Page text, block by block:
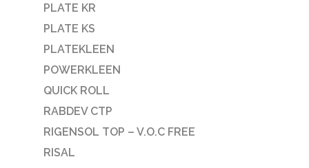
PLATE KR
PLATE KS
PLATEKLEEN
POWERKLEEN
QUICK ROLL
RABDEV CTP
RIGENSOL TOP – V.O.C FREE
RISAL